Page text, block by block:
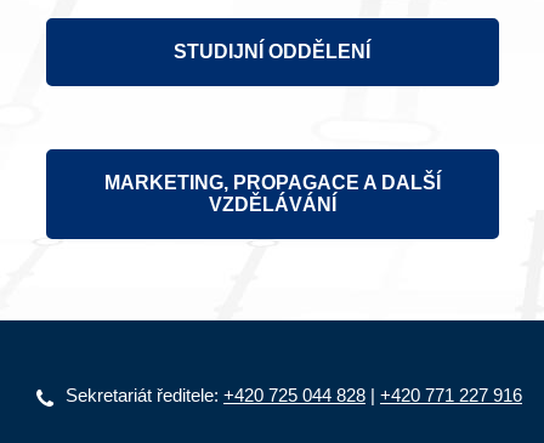
STUDIJNÍ ODDĚLENÍ
MARKETING, PROPAGACE A DALŠÍ
VZDĚLÁVÁNÍ
Sekretariát ředitele: +420 725 044 828 | +420 771 227 916